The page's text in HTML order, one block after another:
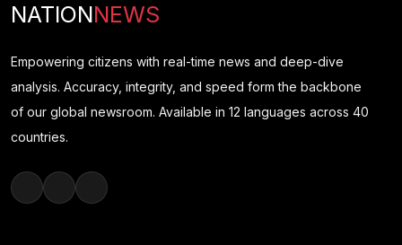
NATIONNEWS
Empowering citizens with real-time news and deep-dive
analysis. Accuracy, integrity, and speed form the backbone
of our global newsroom. Available in 12 languages across 40
countries.